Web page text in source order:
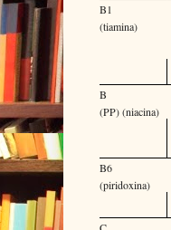
B1
(tiamina)
B
(PP) (niacina)
B6
(piridoxina)